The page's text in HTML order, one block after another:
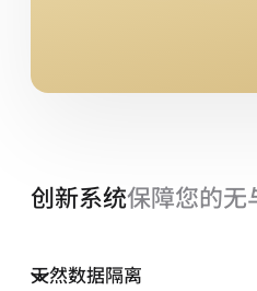
创新系统保障您的无
天然数据隔离